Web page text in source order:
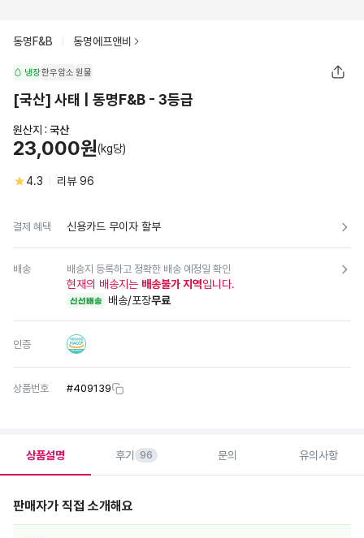
동명F&B 동명에프앤비
냉장한우암소 원물
[국산] 사태 | 동명F&B - 3등급
원산지 : 국산
23,000원(kg당)
4.3 리뷰 96
결제 혜택 신용카드 무이자 할부
배송 배송지 등록하고 정확한 배송 예정일 확인
현재의 배송지는 배송불가 지역입니다.
신선배송 배송/포장무료
인증
상품번호 #409139
상품설명 후기 96 문의 유의사항
판매자가 직접 소개해요